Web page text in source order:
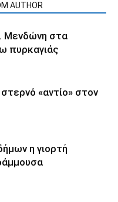
AUTHOR
Μενδώνη στα
πυρκαγιάς
«αντίο» στον
η γιορτή